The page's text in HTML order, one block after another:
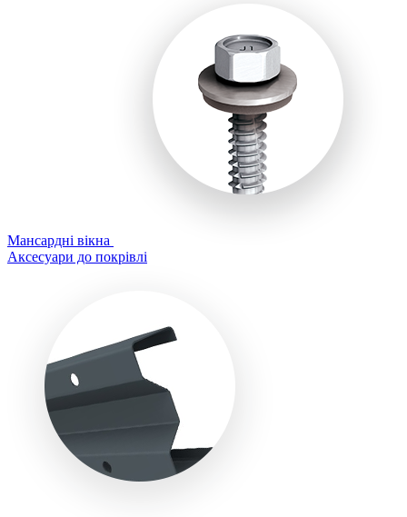
Мансардні вікна
Аксесуари до покрівлі